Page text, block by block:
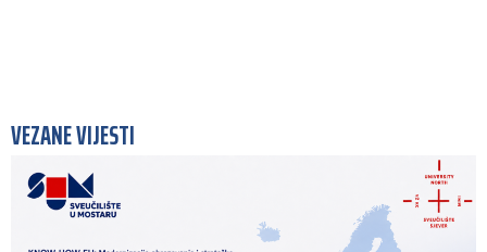
VEZANE VIJESTI